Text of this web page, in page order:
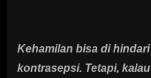
Kehamilan bisa di
kontrasepsi. Tetapi,